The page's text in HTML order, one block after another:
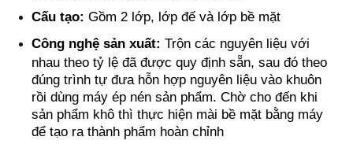
Cấu tạo: Gồm 2 lớp, lớp đế và lớp bề mặt
Công nghệ sản xuất: Trộn các nguyên liệu với
nhau theo tỷ lệ đã được quy định sẵn, sau đó theo
đúng trình tự đưa hỗn hợp nguyên liệu vào khuôn
rồi dùng máy ép nén sản phẩm. Chờ cho đến khi
sản phẩm khô thì thực hiện mài bề mặt bằng máy
để tạo ra thành phẩm hoàn chỉnh